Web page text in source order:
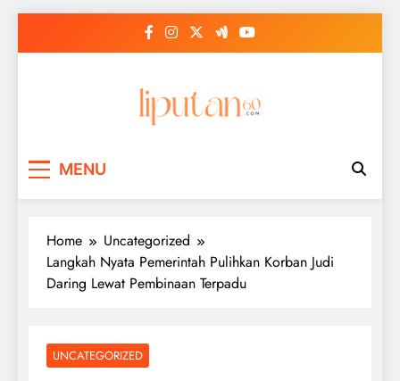
MENU
Home
Uncategorized
Langkah Nyata Pemerintah Pulihkan Korban Judi
Daring Lewat Pembinaan Terpadu
UNCATEGORIZED